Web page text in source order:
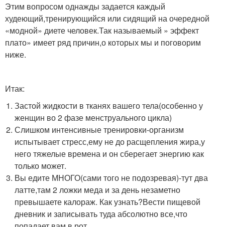
Этим вопросом однажды задается каждый
худеющий,тренирующийся или сидящий на очередной
«модной» диете человек.Так называемый » эффект
плато» имеет ряд причин,о которых мы и поговорим
ниже.
Итак:
Застой жидкости в тканях вашего тела(особенно у
женщин во 2 фазе менструального цикла)
Слишком интенсивные тренировки-организм
испытывает стресс,ему не до расщепления жира,у
него тяжелые времена и он сберегает энергию как
только может.
Вы едите МНОГО(сами того не подозревая)-тут два
латте,там 2 ложки меда и за день незаметно
превышаете калораж. Как узнать?Вести пищевой
дневник и записывать туда абсолютно все,что